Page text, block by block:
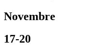
Novembre
17-20